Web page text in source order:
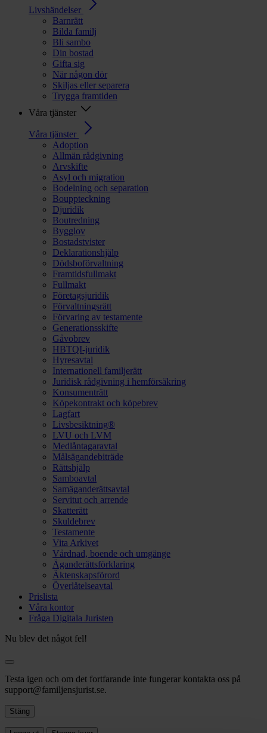
Livshändelser
Barnrätt
Bilda familj
Bli sambo
Din bostad
Gifta sig
När någon dör
Skiljas eller separera
Trygga framtiden
Våra tjänster
Våra tjänster
Adoption
Allmän rådgivning
Arvskifte
Asyl och migration
Bodelning och separation
Bouppteckning
Djuridik
Boutredning
Bygglov
Bostadstvister
Deklarationshjälp
Dödsboförvaltning
Framtidsfullmakt
Fullmakt
Företagsjuridik
Förvaltningsrätt
Förvaring av testamente
Generationsskifte
Gåvobrev
HBTQI-juridik
Hyresavtal
Internationell familjerätt
Juridisk rådgivning i hemförsäkring
Konsumenträtt
Köpekontrakt och köpebrev
Lagfart
Livsbesiktning®
LVU och LVM
Medlåntagaravtal
Målsägandebiträde
Rättshjälp
Samboavtal
Samäganderättsavtal
Servitut och arrende
Skatterätt
Skuldebrev
Testamente
Vita Arkivet
Vårdnad, boende och umgänge
Äganderättsförklaring
Äktenskapsförord
Överlåtelseavtal
Prislista
Våra kontor
Fråga Digitala Juristen
Nu blev det något fel!
Testa igen och om det fortfarande inte fungerar kontakta oss på
support@familjensjurist.se.
Stäng